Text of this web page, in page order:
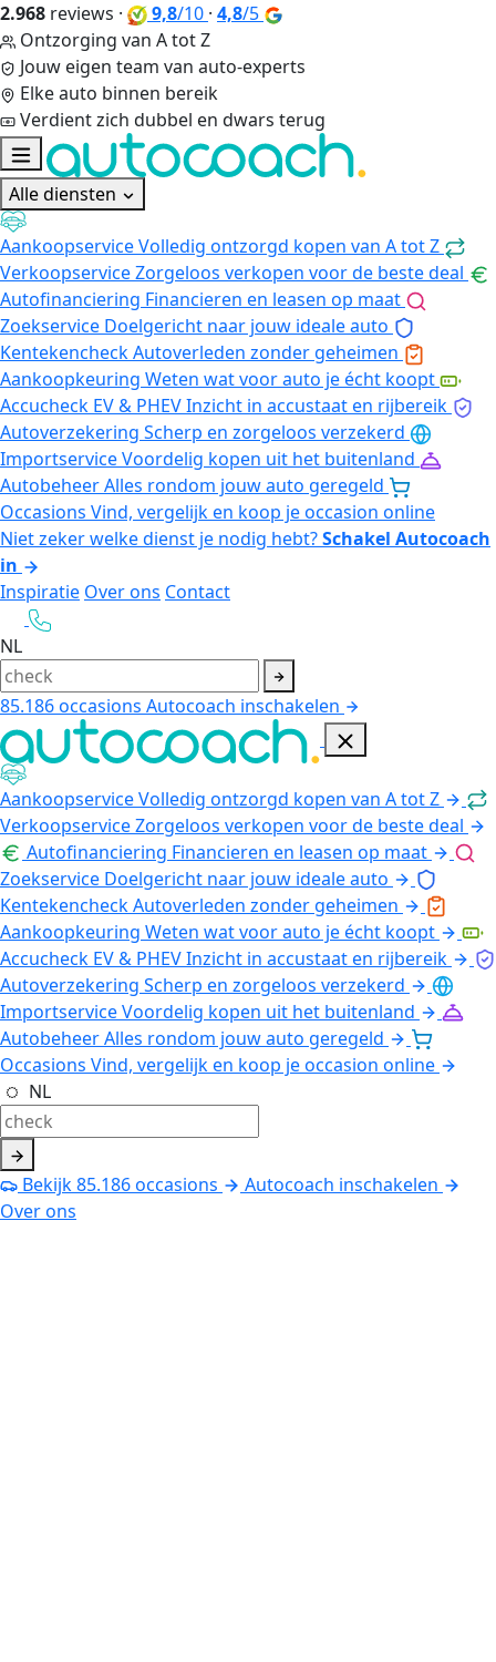
2.968 reviews · 9,8/10 · 4,8/5
Ontzorging van A tot Z
Jouw eigen team van auto-experts
Elke auto binnen bereik
Verdient zich dubbel en dwars terug
Alle diensten
AankoopserviceVolledig ontzorgd kopen van A tot Z
VerkoopserviceZorgeloos verkopen voor de beste deal
Autofinanciering Financieren en leasen op maat
Zoekservice Doelgericht naar jouw ideale auto
KentekencheckAutoverleden zonder geheimen
Aankoopkeuring Weten wat voor auto je écht koopt
Accucheck EV & PHEVInzicht in accustaat en rijbereik
Autoverzekering Scherp en zorgeloos verzekerd
ImportserviceVoordelig kopen uit het buitenland
AutobeheerAlles rondom jouw auto geregeld
Occasions Vind, vergelijk en koop je occasion online
Niet zeker welke dienst je nodig hebt?Schakel Autocoach
in
Inspiratie Over ons Contact
NL
85.186occasions Autocoach inschakelen
AankoopserviceVolledig ontzorgd kopen van A tot Z
VerkoopserviceZorgeloos verkopen voor de beste deal
Autofinanciering Financieren en leasen op maat
Zoekservice Doelgericht naar jouw ideale auto
KentekencheckAutoverleden zonder geheimen
Aankoopkeuring Weten wat voor auto je écht koopt
Accucheck EV & PHEVInzicht in accustaat en rijbereik
Autoverzekering Scherp en zorgeloos verzekerd
ImportserviceVoordelig kopen uit het buitenland
AutobeheerAlles rondom jouw auto geregeld
Occasions Vind, vergelijk en koop je occasion online
NL
Bekijk85.186occasions
Autocoach inschakelen
Over ons